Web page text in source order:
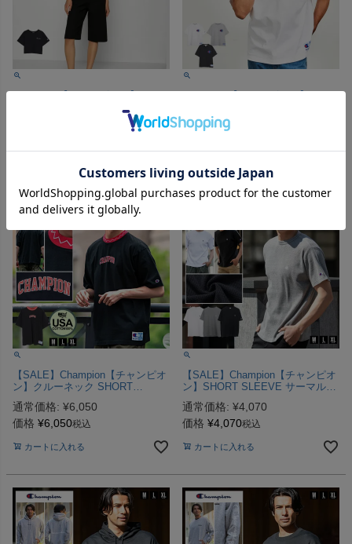
カートに入れる
【メール便対応】
価格 ¥6,050
カートに入れる
【SALE】Champion【チャンピオ
ン】クルーネック SHORT
全1色
通常価格: ¥6,050
価格 ¥6,050税込
カートに入れる
【SALE】Champion【チャンピオ
ン】SHORT SLEEVE サーマル半
応】
通常価格: ¥4,070
価格 ¥4,070税込
カートに入れる